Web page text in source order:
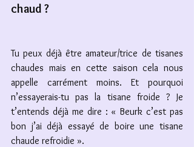
chaud ?
Tu peux déjà être amateur/trice de tisanes
chaudes mais en cette saison cela nous
appelle carrément moins. Et pourquoi
n’essayerais-tu pas la tisane froide ? Je
t’entends déjà me dire : « Beurk c’est pas
bon j’ai déjà essayé de boire une tisane
chaude refroidie ».